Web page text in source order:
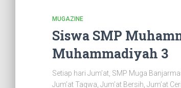
MUGAZINE
Siswa SMP
Muhammadiyah 3
Setiap hari Jum’at, SMP Muga
Jum’at Taqwa, Jum’at Bersih, Jum’at